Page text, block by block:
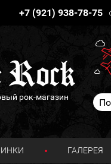
+7 (921) 938-78-75
рок-магазин
ГАЛЕРЕЯ